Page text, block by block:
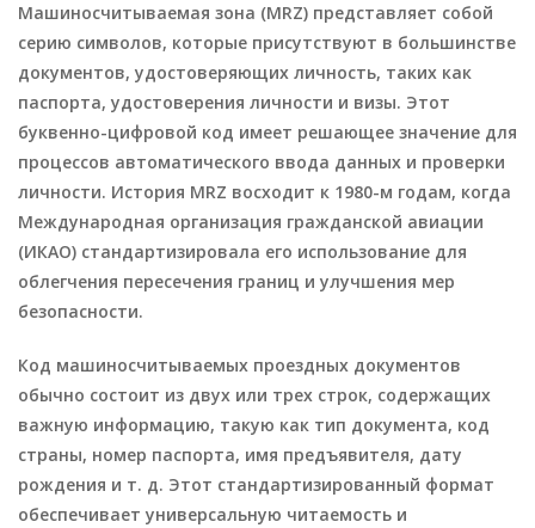
Машиносчитываемая зона (MRZ) представляет собой
серию символов, которые присутствуют в большинстве
документов, удостоверяющих личность, таких как
паспорта, удостоверения личности и визы. Этот
буквенно-цифровой код имеет решающее значение для
процессов автоматического ввода данных и проверки
личности. История MRZ восходит к 1980-м годам, когда
Международная организация гражданской авиации
(ИКАО) стандартизировала его использование для
облегчения пересечения границ и улучшения мер
безопасности.
Код машиносчитываемых проездных документов
обычно состоит из двух или трех строк, содержащих
важную информацию, такую как тип документа, код
страны, номер паспорта, имя предъявителя, дату
рождения и т. д. Этот стандартизированный формат
обеспечивает универсальную читаемость и